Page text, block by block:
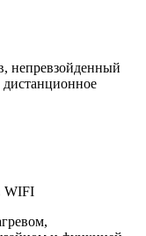
непревзойденный
дистанционное
WIFI